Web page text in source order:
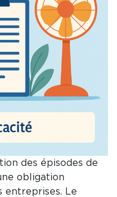
des épisodes de
obligation
entreprises. Le